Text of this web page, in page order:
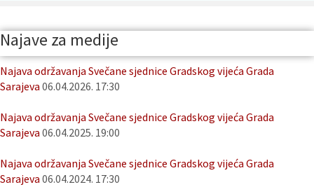
Najave za medije
Najava održavanja Svečane sjednice Gradskog vijeća Grada
Sarajeva 06.04.2026. 17:30
Najava održavanja Svečane sjednice Gradskog vijeća Grada
Sarajeva 06.04.2025. 19:00
Najava održavanja Svečane sjednice Gradskog vijeća Grada
Sarajeva 06.04.2024. 17:30